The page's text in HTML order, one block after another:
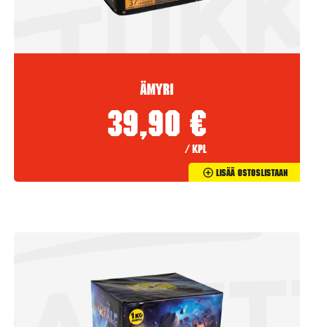
Ämyri
39,90 €
/ kpl
Lisää Ostoslistaan